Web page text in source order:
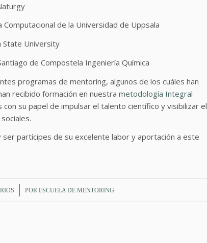
de la Universidad de Uppsala
State University
de Compostela Ingeniería Química
programas de mentoring, algunos de los cuáles han
recibido formación en nuestra metodología Integral
su papel de impulsar el talento científico y visibilizar el
partícipes de su excelente labor y aportación a este
POR ESCUELA DE MENTORING